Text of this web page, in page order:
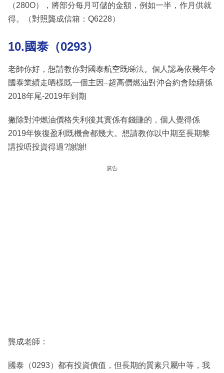
（280O），將部分每月可儲的金額，例如一半，作月供就
得。（對照龔成信箱：Q6228）
10.國泰（0293）
老師你好，想請教你對國泰航空既睇法。個人認為依幾年令
國泰業績走晒樣既一個主因–超高價燃油對沖合約會陸續係
2018年尾-2019年到期
撇除對沖燃油價格失利後其實係有錢賺的，個人覺得係
2019年恢復盈利既機會都幾大。想請教你以中期至長期黎
講投唔投資得過?謝謝!
廣告
龔成老師：
國泰（0293）都有投資價值，但長期的質素只屬中等，我